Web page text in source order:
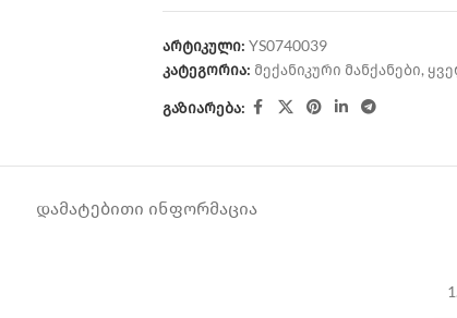
არტიკული: YS0740039
კატეგორია: მექანიკური მანქანები,
გაზიარება:
ᲓᲐᲛᲐᲢᲔᲑᲘᲗᲘ ᲘᲜᲤᲝᲠᲛᲐᲪᲘᲐ